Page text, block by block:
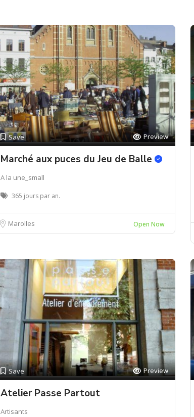
Save Preview
Marché aux puces du Jeu de Balle
A la une_small
365 jours par an.
Marolles Open Now
Save Preview
Atelier Passe Partout
Artisants